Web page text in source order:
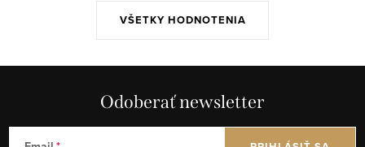
VŠETKY HODNOTENIA
Odoberať newsletter